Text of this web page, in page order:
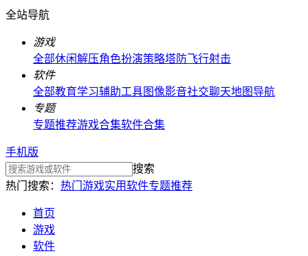
全站导航
游戏
全部休闲解压角色扮演策略塔防飞行射击
软件
全部教育学习辅助工具图像影音社交聊天地图导航
专题
专题推荐游戏合集软件合集
手机版
搜索
热门搜索： 热门游戏实用软件专题推荐
首页
游戏
软件